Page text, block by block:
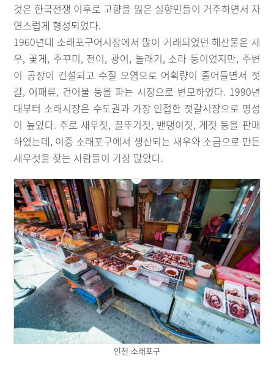
것은 한국전쟁 이후로 고향을 잃은 실향민들이 거주하면서 자
연스럽게 형성되었다.
1960년대 소래포구어시장에서 많이 거래되었던 해산물은 새
우, 꽃게, 주꾸미, 전어, 광어, 놀래기, 소라 등이었지만, 주변
이 공장이 건설되고 수질 오염으로 어획량이 줄어들면서 젓
갈, 어패류, 건어물 등을 파는 시장으로 변모하였다. 1990년
대부터 소래시장은 수도권과 가장 인접한 젓갈시장으로 명성
이 높았다. 주로 새우젓, 꼴뚜기젓, 밴댕이젓, 게젓 등을 판매
하였는데, 이중 소래포구에서 생산되는 새우와 소금으로 만든
새우젓을 찾는 사람들이 가장 많았다.
인천 소래포구